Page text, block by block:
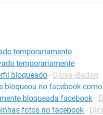
temporariamente
temporariamente -
bloqueado - Dicas -Badoo
bloqueou no facebook
bloqueada facebook -
fotos no facebook -